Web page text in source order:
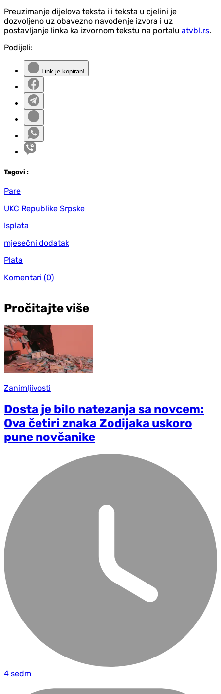
Preuzimanje dijelova teksta ili teksta u cjelini je
dozvoljeno uz obavezno navođenje izvora i uz
postavljanje linka ka izvornom tekstu na portalu atvbl.rs.
Podijeli:
Link je kopiran!
Tagovi :
Pare
UKC Republike Srpske
Isplata
mjesečni dodatak
Plata
Komentari (0)
Pročitajte više
Zanimljivosti
Dosta je bilo natezanja sa novcem:
Ova četiri znaka Zodijaka uskoro
pune novčanike
4 sedm